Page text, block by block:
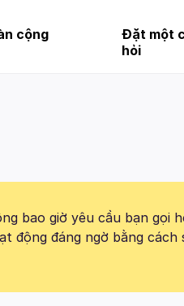
cộng
Đặt một
hỏi
bao giờ yêu cầu bạn gọi
động đáng ngờ bằng